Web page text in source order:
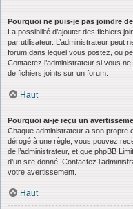
Pourquoi ne puis-je pas joindre
La possibilité d’ajouter des fichiers
par utilisateur. L’administrateur peut
forum dans lequel vous postez, ou
Contactez l’administrateur si vous
de fichiers joints sur un forum.
Haut
Pourquoi ai-je reçu un
Chaque administrateur a son propre
dérogé à une règle, vous pouvez
de l’administrateur, et que phpBB
d’un site donné. Contactez
votre avertissement.
Haut